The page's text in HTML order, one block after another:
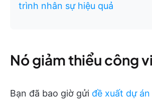
trình nhân sự hiệu quả
Nó giảm thiểu công
Bạn đã bao giờ gửi đề xuất dự án